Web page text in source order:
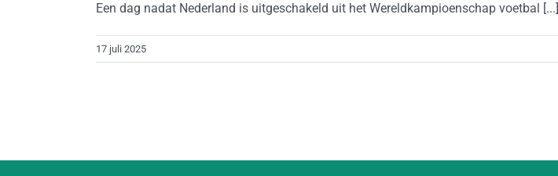
Een dag nadat Nederland is uitgeschakeld uit het Wereldkampioenschap voetbal [...]
17 juli 2025